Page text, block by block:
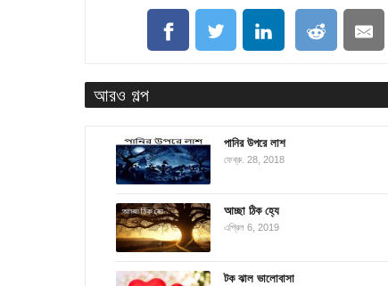
আরও গল্প
পানির উপরে লাশ
ফেব্রু. 28, 2018
আচ্ছা ঠিক হ্যে
এপ্রিল 6, 2019
টক ঝাল ভালোবাসা